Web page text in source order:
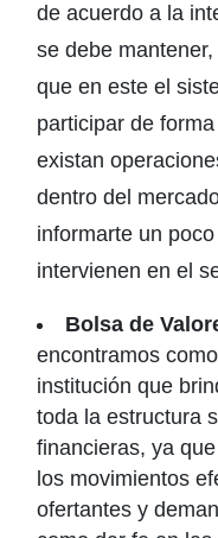
de acuerdo a la
se debe
que en este el
participar de
existan
dentro del
informarte un
intervienen en el
Bolsa de
encontramos
institución que
toda la estructura
financieras, ya
los movimientos
ofertantes y